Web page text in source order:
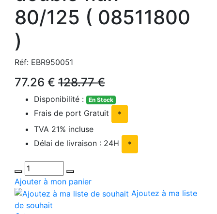
80/125 ( 08511800
)
Réf: EBR950051
77.26 € 128.77 €
Disponibilité : En Stock
Frais de port Gratuit
*
TVA 21% incluse
Délai de livraison : 24H
*
Ajouter à mon panier
Ajoutez à ma liste
de souhait